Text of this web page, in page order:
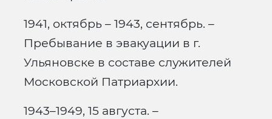
1941, октябрь – 1943, сентябрь. –
Пребывание в эвакуации в г.
Ульяновске в составе служителей
Московской Патриархии.
1943–1949, 15 августа. –